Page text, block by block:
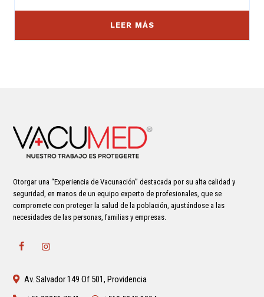
LEER MÁS
Otorgar una “Experiencia de Vacunación” destacada por su alta calidad y
seguridad, en manos de un equipo experto de profesionales, que se
compromete con proteger la salud de la población, ajustándose a las
necesidades de las personas, familias y empresas.
Av. Salvador 149 Of 501, Providencia